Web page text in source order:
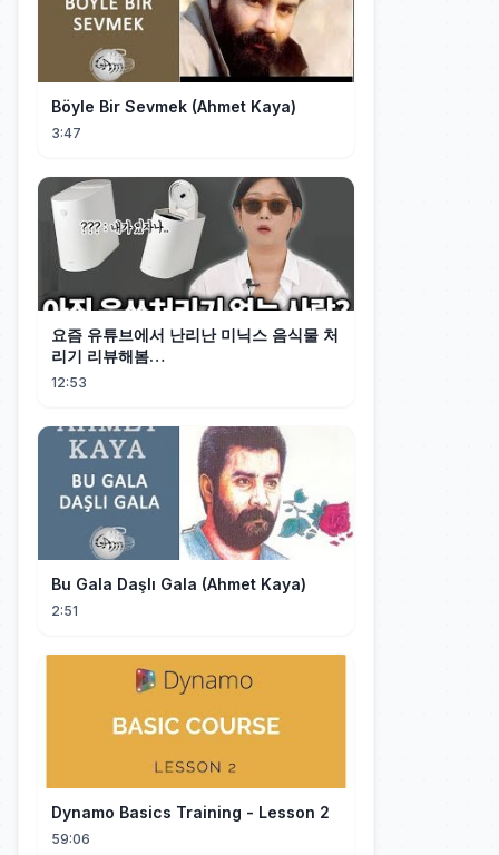
Böyle Bir Sevmek (Ahmet Kaya)
3:47
요즘 유튜브에서 난리난 미닉스 음식물 처
리기 리뷰해봄…
12:53
Bu Gala Daşlı Gala (Ahmet Kaya)
2:51
Dynamo Basics Training - Lesson 2
59:06